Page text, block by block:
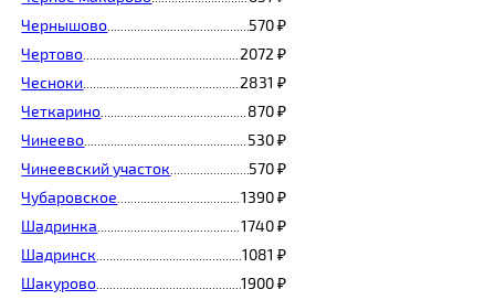
Чернышово
570 ₽
Чертово
2072 ₽
Чесноки
2831 ₽
Четкарино
870 ₽
Чинеево
530 ₽
Чинеевский участок
570 ₽
Чубаровское
1390 ₽
Шадринка
1740 ₽
Шадринск
1081 ₽
Шакурово
1900 ₽